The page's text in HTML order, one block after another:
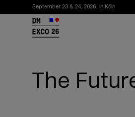
September 23 & 24, 2026, in Köln
26
The